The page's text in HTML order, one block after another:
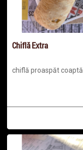
Chiflă Extra
chiflă proaspăt coaptă